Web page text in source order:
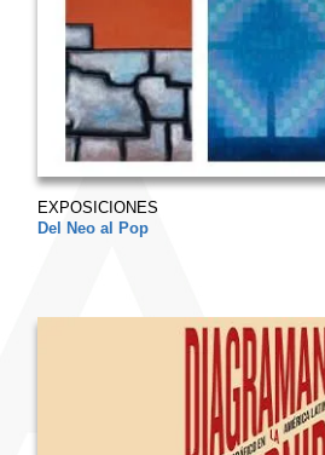
EXPOSICIONES
Del Neo al Pop